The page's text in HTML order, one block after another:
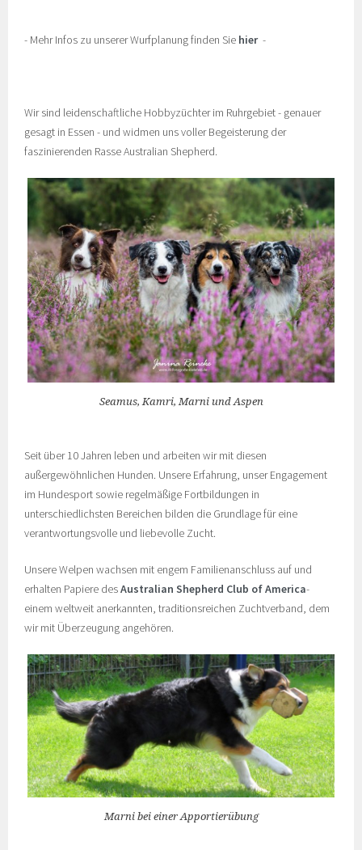
- Mehr Infos zu unserer Wurfplanung finden Sie hier -
Wir sind leidenschaftliche Hobbyzüchter im Ruhrgebiet - genauer
gesagt in Essen - und widmen uns voller Begeisterung der
faszinierenden Rasse Australian Shepherd.
Seamus, Kamri, Marni und Aspen
Seit über 10 Jahren leben und arbeiten wir mit diesen
außergewöhnlichen Hunden. Unsere Erfahrung, unser Engagement
im Hundesport sowie regelmäßige Fortbildungen in
unterschiedlichsten Bereichen bilden die Grundlage für eine
verantwortungsvolle und liebevolle Zucht.
Unsere Welpen wachsen mit engem Familienanschluss auf und
erhalten Papiere desAustralian Shepherd Club of America-
einem weltweit anerkannten, traditionsreichen Zuchtverband, dem
wir mit Überzeugung angehören.
Marni bei einer Apportierübung